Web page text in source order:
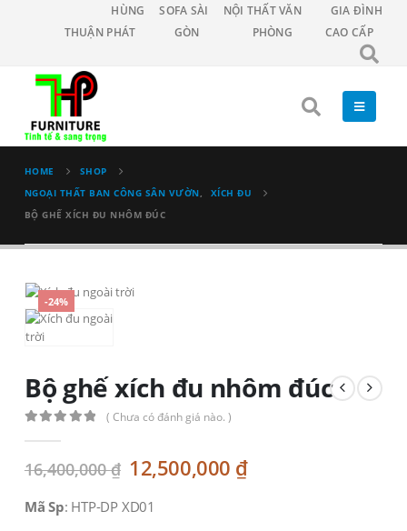
HÙNG
THUẬN PHÁT
SOFA SÀI
GÒN
NỘI THẤT VĂN
PHÒNG
GIA ĐÌNH
CAO CẤP
HOME
SHOP
NGOẠI THẤT BAN CÔNG SÂN VƯỜN,
XÍCH ĐU
BỘ GHẾ XÍCH ĐU NHÔM ĐÚC
-24%
Bộ ghế xích đu nhôm đúc
( Chưa có đánh giá nào. )
16,400,000₫ Original
price
was:
12,500,000 ₫Current
Mã Sp: HTP-DP XD01